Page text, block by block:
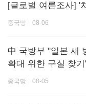
[글로벌 여론조사] '
중국망 08-06
中 국방부 "일본 새
확대 위한 구실 찾
중국망 08-05